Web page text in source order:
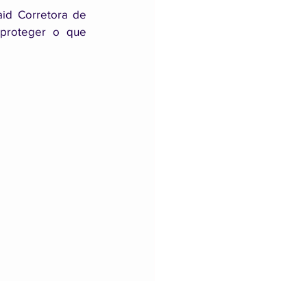
Corretora de
o que